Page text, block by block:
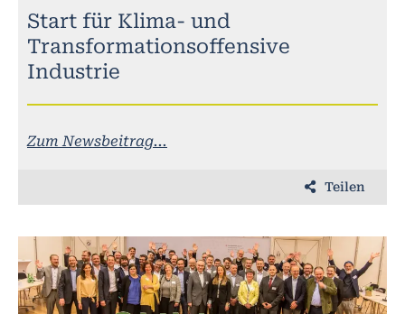
Start für Klima- und
Transformationsoffensive
Industrie
Zum Newsbeitrag...
Teilen